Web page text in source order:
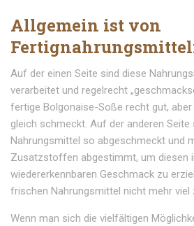
Allgemein ist von
Auf der einen Seite sind diese
verarbeitet und regelrecht
fertige Bolgonaise-Soße recht gut,
gleich schmeckt. Auf der anderen Seite
Nahrungsmittel so abgeschmeckt und
Zusatzstoffen abgestimmt, um diesen
wiedererkennbaren Geschmack zu
frischen Nahrungsmittel nicht mehr viel
Wenn man sich die vielfältigen